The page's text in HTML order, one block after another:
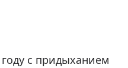
с придыханием